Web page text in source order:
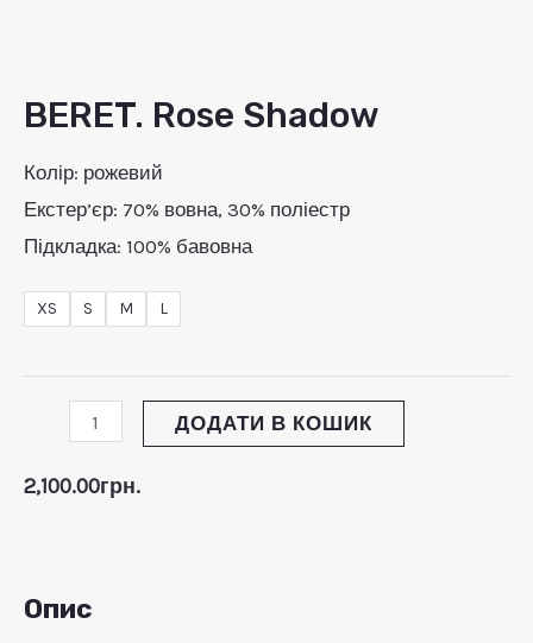
BERET. Rose Shadow
Колір: рожевий
Екстер’єр: 70% вовна, 30% поліестр
Підкладка: 100% бавовна
XS S M L
BERET.
Shadow
кількість
ДОДАТИ В КОШИК
2,100.00грн.
Опис